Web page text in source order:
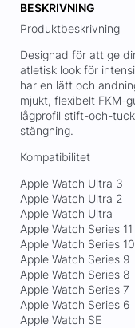
BESKRIVNING
Produktbeskrivning
Designad för att ge
atletisk look för
har en lätt och
mjukt, flexibelt FKM-
lågprofil stift-och-
stängning.
Kompatibilitet
Apple Watch Ultra 3
Apple Watch Ultra 2
Apple Watch Ultra
Apple Watch Series 11
Apple Watch Series 10
Apple Watch Series 9
Apple Watch Series 8
Apple Watch Series 7
Apple Watch Series 6
Apple Watch SE